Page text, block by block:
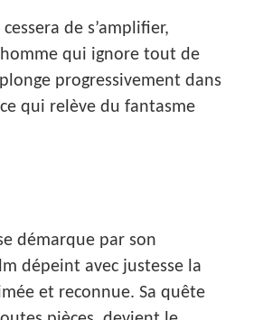
de s’amplifier,
qui ignore tout de
progressivement dans
qui relève du fantasme
démarque par son
dépeint avec justesse la
et reconnue. Sa quête